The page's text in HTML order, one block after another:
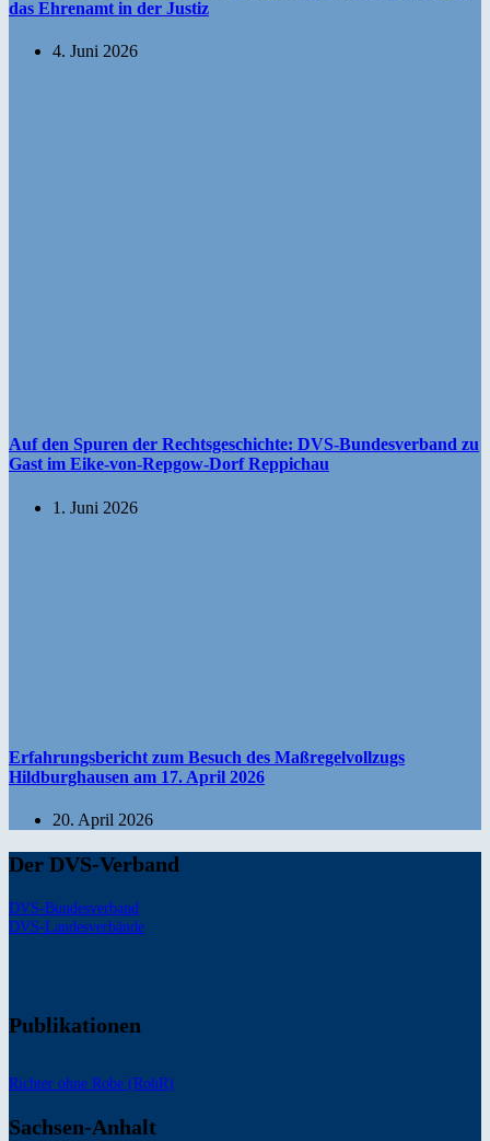
das Ehrenamt in der Justiz
4. Juni 2026
Auf den Spuren der Rechtsgeschichte: DVS-Bundesverband zu
Gast im Eike-von-Repgow-Dorf Reppichau
1. Juni 2026
Erfahrungsbericht zum Besuch des Maßregelvollzugs
Hildburghausen am 17. April 2026
20. April 2026
Der DVS-Verband
DVS-Bundesverband
DVS-Landesverbände
Publikationen
Richter ohne Robe (RohR)
Sachsen-Anhalt